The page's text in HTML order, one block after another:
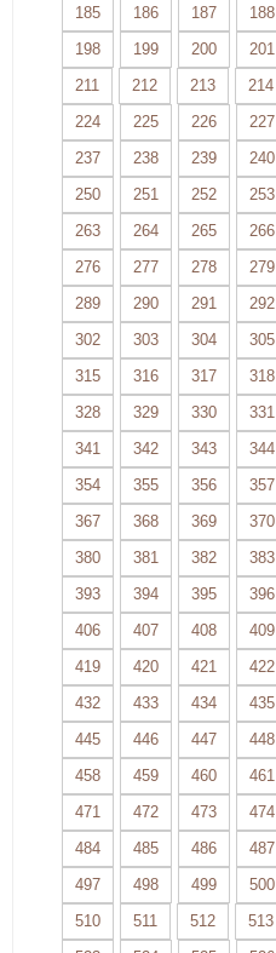
185
186 187 188
198
199 200 201
211
212 213 214
224
225 226 227
237
238 239 240
250
251 252 253
263
264 265 266
276
277 278 279
289
290 291 292
302
303 304 305
315
316 317 318
328
329 330 331
341
342 343 344
354
355 356 357
367
368 369 370
380
381 382 383
393
394 395 396
406
407 408 409
419
420 421 422
432
433 434 435
445
446 447 448
458
459 460 461
471
472 473 474
484
485 486 487
497
498 499 500
510
511 512 513